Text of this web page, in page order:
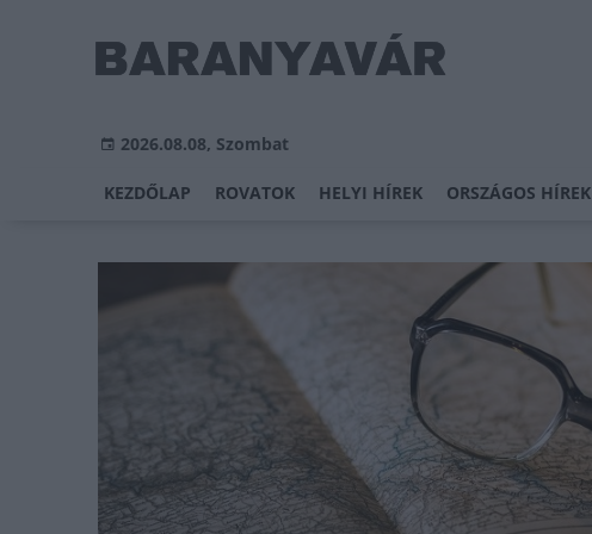
2026.08.08, Szombat
KEZDŐLAP ROVATOK HELYI HÍREK ORSZÁGOS HÍREK